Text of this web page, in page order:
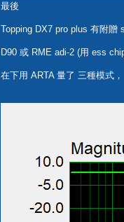
最後
Topping DX7 pro plus 有附贈
D90 或 RME adi-2 (用 ess
在下用 ARTA 量了 三種模式，